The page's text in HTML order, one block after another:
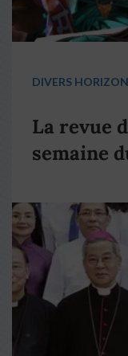
DIVERS
La revue
semaine